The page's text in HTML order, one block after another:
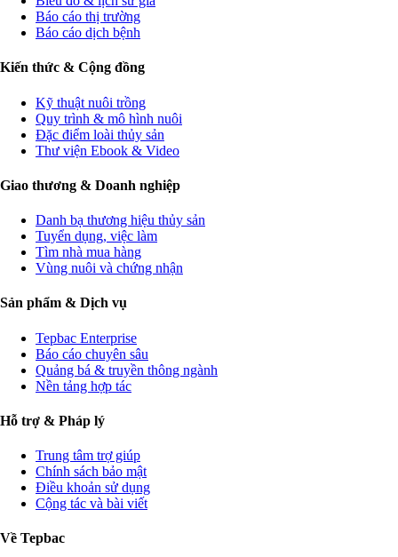
Báo cáo thị trường
Báo cáo dịch bệnh
Kiến thức & Cộng đồng
Kỹ thuật nuôi trồng
Quy trình & mô hình nuôi
Đặc điểm loài thủy sản
Thư viện Ebook & Video
Giao thương & Doanh nghiệp
Danh bạ thương hiệu thủy sản
Tuyển dụng, việc làm
Tìm nhà mua hàng
Vùng nuôi và chứng nhận
Sản phẩm & Dịch vụ
Tepbac Enterprise
Báo cáo chuyên sâu
Quảng bá & truyền thông ngành
Nền tảng hợp tác
Hỗ trợ & Pháp lý
Trung tâm trợ giúp
Chính sách bảo mật
Điều khoản sử dụng
Cộng tác và bài viết
Về Tepbac